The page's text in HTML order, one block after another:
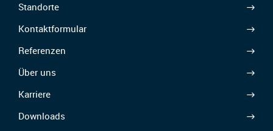
Standorte
Kontaktformular
Referenzen
Über uns
Karriere
Downloads